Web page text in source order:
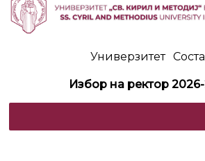
Универзитет
Избор на ректор